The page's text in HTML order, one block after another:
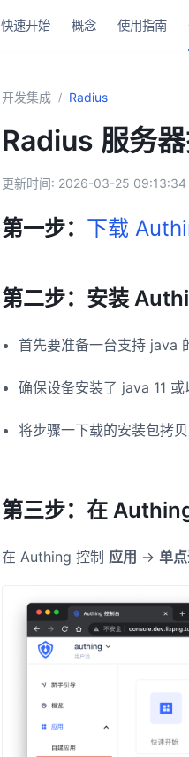
快速开始 概念 使用指南
开发集成 / Radius
Radius 服务
更新时间: 2026-03-25 09:13:34
第一步： 下载
第二步：安装
首先要准备一台支持 java
确保设备安装了 java 11 或
将步骤一下载的安装包拷
第三步：在
在 Authing 控制 应用 -> 单